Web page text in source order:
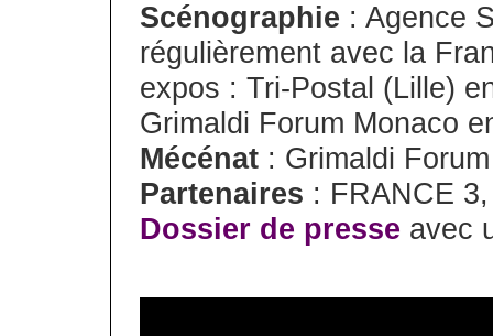
Scénographie : Agence
régulièrement avec la
expos : Tri-Postal (Lille)
Grimaldi Forum Monaco
Mécénat : Grimaldi
Partenaires : FRANCE
Dossier de presse avec